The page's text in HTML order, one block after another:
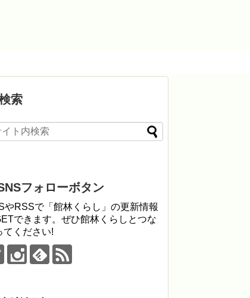
索
フォローボタン
やRSSで「館林くらし」の更新情報
できます。ぜひ館林くらしとつな
てください!